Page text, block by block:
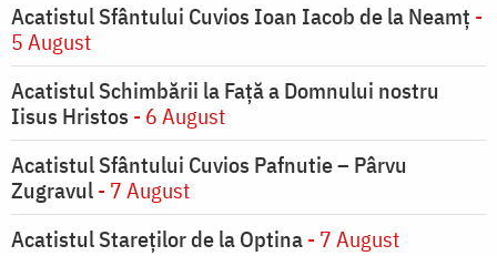
Acatistul Sfântului Cuvios Ioan Iacob de la Neamț -
5 August
Acatistul Schimbării la Faţă a Domnului nostru
Iisus Hristos - 6 August
Acatistul Sfântului Cuvios Pafnutie – Pârvu
Zugravul- 7 August
Acatistul Stareţilor de la Optina- 7 August